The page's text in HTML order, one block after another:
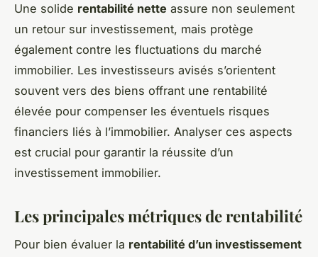
Une solide rentabilité nette assure non seulement
un retour sur investissement, mais protège
également contre les fluctuations du marché
immobilier. Les investisseurs avisés s’orientent
souvent vers des biens offrant une rentabilité
élevée pour compenser les éventuels risques
financiers liés à l’immobilier. Analyser ces aspects
est crucial pour garantir la réussite d’un
investissement immobilier.
Les principales métriques de rentabilité
Pour bien évaluer la rentabilité d’un investissement